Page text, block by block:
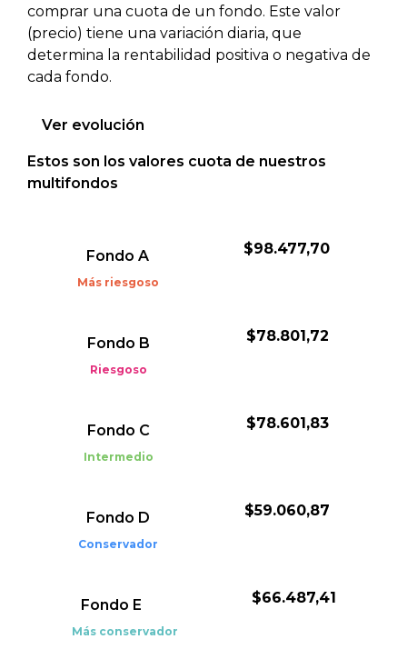
comprar una cuota de un fondo. Este valor
(precio) tiene una variación diaria, que
determina la rentabilidad positiva o negativa de
cada fondo.
Ver evolución
Estos son los valores cuota de nuestros
multifondos
Fondo A
Más riesgoso
$98.477,70
Fondo B
Riesgoso
$78.801,72
Fondo C
Intermedio
$78.601,83
Fondo D
Conservador
$59.060,87
Fondo E
Más conservador
$66.487,41